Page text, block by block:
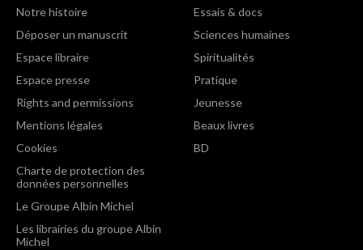
Notre histoire
Déposer un manuscrit
Espace libraire
Espace presse
Rights and permissions
Mentions légales
Cookies
Charte de protection des
données personnelles
Le Groupe Albin Michel
Les librairies du groupe Albin
Michel
Essais & docs
Sciences humaines
Spiritualités
Pratique
Jeunesse
Beaux livres
BD